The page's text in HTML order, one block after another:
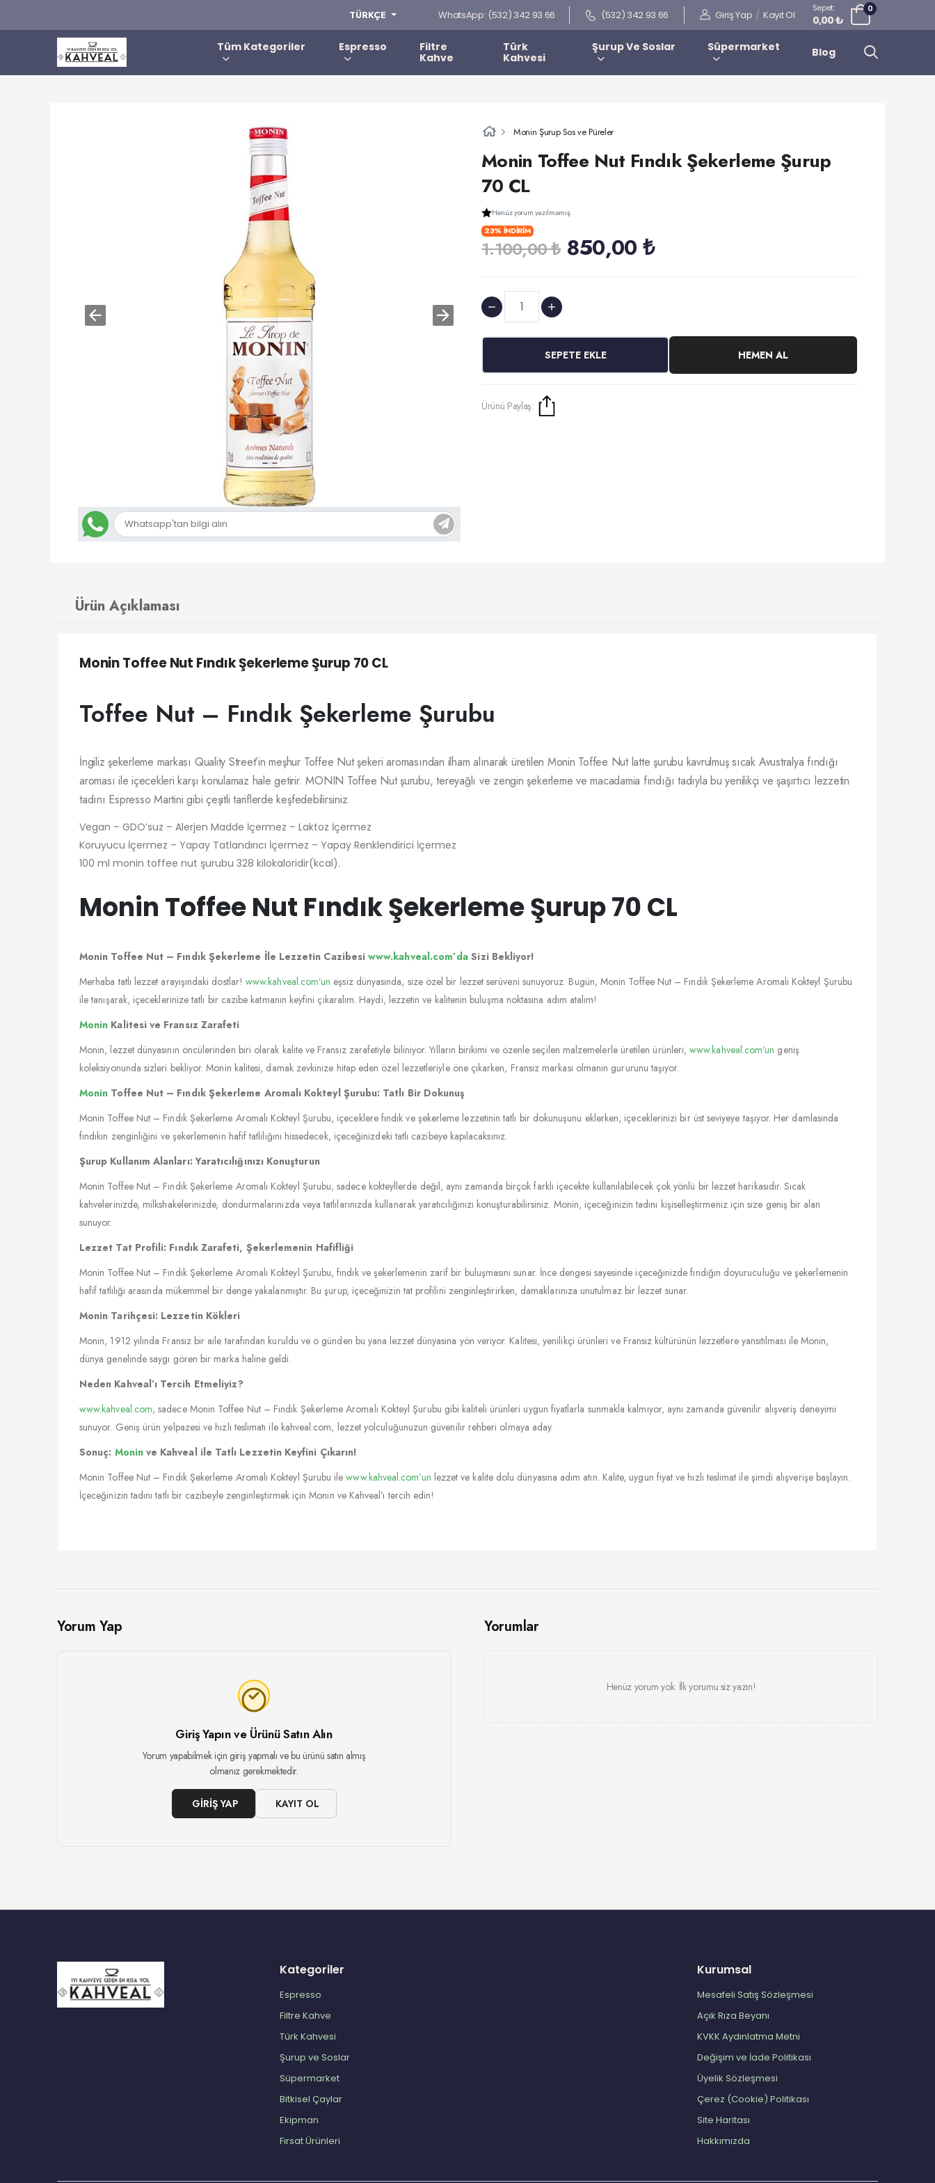
TÜRKÇE WhatsApp: (532) 342 93 66 (532) 342 93 66 Giriş Yap / Kayıt Ol
Sepet:
0,00 ₺
0
Tüm Kategoriler Espresso
Filtre
Kahve
Türk
Kahvesi
Şurup Ve Soslar Süpermarket Blog
Monin Şurup Sos ve Püreler
Monin Toffee Nut Fındık Şekerleme Şurup
70 CL
Henüz yorum yazılmamış.
23% İNDİRİM
1.100,00 ₺ 850,00 ₺
SEPETE EKLE HEMEN AL
Ürünü Paylaş:
Ürün Açıklaması
Monin Toffee Nut Fındık Şekerleme Şurup 70 CL
Toffee Nut – Fındık Şekerleme Şurubu
İngiliz şekerleme markası Quality Street’in meşhur Toffee Nut şekeri aromasından ilham alınarak üretilen Monin Toffee Nut latte şurubu kavrulmuş sıcak Avustralya fındığı
aroması ile içecekleri karşı konulamaz hale getirir. MONIN Toffee Nut şurubu, tereyağlı ve zengin şekerleme ve macadamia fındığı tadıyla bu yenilikçi ve şaşırtıcı lezzetin
tadını Espresso Martini gibi çeşitli tariflerde keşfedebilirsiniz.
Vegan – GDO’suz – Alerjen Madde İçermez – Laktoz İçermez
Koruyucu İçermez – Yapay Tatlandırıcı İçermez – Yapay Renklendirici İçermez
100 ml monin toffee nut şurubu 328 kilokaloridir(kcal).
Monin Toffee Nut Fındık Şekerleme Şurup 70 CL
Monin Toffee Nut – Fındık Şekerleme İle Lezzetin Cazibesiwww.kahveal.com’da Sizi Bekliyor!
Merhaba tatlı lezzet arayışındaki dostlar!www.kahveal.com’un eşsiz dünyasında, size özel bir lezzet serüveni sunuyoruz. Bugün, Monin Toffee Nut – Fındık Şekerleme Aromalı Kokteyl Şurubu
ile tanışarak, içeceklerinize tatlı bir cazibe katmanın keyfini çıkaralım. Haydi, lezzetin ve kalitenin buluşma noktasına adım atalım!
Monin Kalitesi ve Fransız Zarafeti
Monin, lezzet dünyasının öncülerinden biri olarak kalite ve Fransız zarafetiyle biliniyor. Yılların birikimi ve özenle seçilen malzemelerle üretilen ürünleri,www.kahveal.com’un geniş
koleksiyonunda sizleri bekliyor. Monin kalitesi, damak zevkinize hitap eden özel lezzetleriyle öne çıkarken, Fransız markası olmanın gururunu taşıyor.
Monin Toffee Nut – Fındık Şekerleme Aromalı Kokteyl Şurubu: Tatlı Bir Dokunuş
Monin Toffee Nut – Fındık Şekerleme Aromalı Kokteyl Şurubu, içeceklere fındık ve şekerleme lezzetinin tatlı bir dokunuşunu eklerken, içeceklerinizi bir üst seviyeye taşıyor. Her damlasında
fındıkın zenginliğini ve şekerlemenin hafif tatlılığını hissedecek, içeceğinizdeki tatlı cazibeye kapılacaksınız.
Şurup Kullanım Alanları: Yaratıcılığınızı Konuşturun
Monin Toffee Nut – Fındık Şekerleme Aromalı Kokteyl Şurubu, sadece kokteyllerde değil, aynı zamanda birçok farklı içecekte kullanılabilecek çok yönlü bir lezzet harikasıdır. Sıcak
kahvelerinizde, milkshakelerinizde, dondurmalarınızda veya tatlılarınızda kullanarak yaratıcılığınızı konuşturabilirsiniz. Monin, içeceğinizin tadını kişiselleştirmeniz için size geniş bir alan
sunuyor.
Lezzet Tat Profili: Fındık Zarafeti, Şekerlemenin Hafifliği
Monin Toffee Nut – Fındık Şekerleme Aromalı Kokteyl Şurubu, fındık ve şekerlemenin zarif bir buluşmasını sunar. İnce dengesi sayesinde içeceğinizde fındığın doyuruculuğu ve şekerlemenin
hafif tatlılığı arasında mükemmel bir denge yakalanmıştır. Bu şurup, içeceğinizin tat profilini zenginleştirirken, damaklarınıza unutulmaz bir lezzet sunar.
Monin Tarihçesi: Lezzetin Kökleri
Monin, 1912 yılında Fransız bir aile tarafından kuruldu ve o günden bu yana lezzet dünyasına yön veriyor. Kalitesi, yenilikçi ürünleri ve Fransız kültürünün lezzetlere yansıtılması ile Monin,
dünya genelinde saygı gören bir marka haline geldi.
Neden Kahveal’ı Tercih Etmeliyiz?
www.kahveal.com, sadece Monin Toffee Nut – Fındık Şekerleme Aromalı Kokteyl Şurubu gibi kaliteli ürünleri uygun fiyatlarla sunmakla kalmıyor, aynı zamanda güvenilir alışveriş deneyimi
sunuyor. Geniş ürün yelpazesi ve hızlı teslimatı ile kahveal.com, lezzet yolculuğunuzun güvenilir rehberi olmaya aday.
Sonuç: Moninve Kahveal ile Tatlı Lezzetin Keyfini Çıkarın!
Monin Toffee Nut – Fındık Şekerleme Aromalı Kokteyl Şurubu ilewww.kahveal.com’un lezzet ve kalite dolu dünyasına adım atın. Kalite, uygun fiyat ve hızlı teslimat ile şimdi alışverişe başlayın.
İçeceğinizin tadını tatlı bir cazibeyle zenginleştirmek için Monin ve Kahveal’ı tercih edin!
Yorum Yap
Giriş Yapın ve Ürünü Satın Alın
Yorum yapabilmek için giriş yapmalı ve bu ürünü satın almış
olmanız gerekmektedir.
GIRIŞ YAP KAYIT OL
Yorumlar
Henüz yorum yok. İlk yorumu siz yazın!
Kategoriler
Espresso
Filtre Kahve
Türk Kahvesi
Şurup ve Soslar
Süpermarket
Bitkisel Çaylar
Ekipman
Fırsat Ürünleri
Kurumsal
Mesafeli Satış Sözleşmesi
Açık Rıza Beyanı
KVKK Aydınlatma Metni
Değişim ve İade Politikası
Üyelik Sözleşmesi
Çerez (Cookie) Politikası
Site Haritası
Hakkımızda